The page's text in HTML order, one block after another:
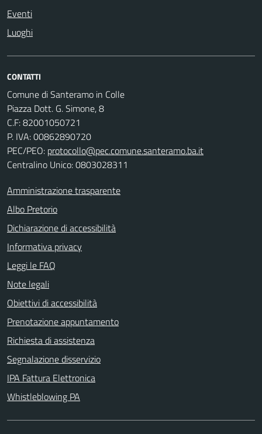
Eventi
Luoghi
CONTATTI
Comune di Santeramo in Colle
Piazza Dott. G. Simone, 8
C.F:82001050721
P. IVA:00862890720
PEC/PEO: protocollo@pec.comune.santeramo.ba.it
Centralino Unico: 0803028311
Amministrazione trasparente
Albo Pretorio
Dichiarazione di accessibilità
Informativa privacy
Leggi le FAQ
Note legali
Obiettivi di accessibilità
Prenotazione appuntamento
Richiesta di assistenza
Segnalazione disservizio
IPA Fattura Elettronica
Whistleblowing PA